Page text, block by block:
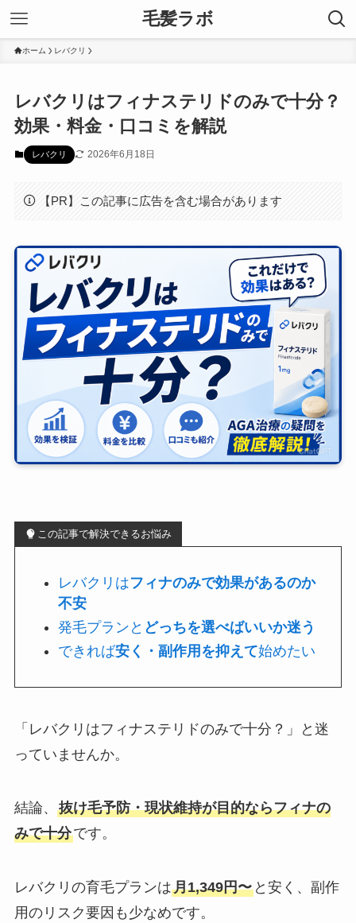
毛髪ラボ
ホーム レバクリ
レバクリはフィナステリドのみで十分？
効果・料金・口コミを解説
レバクリ 2026年6月18日
【PR】この記事に広告を含む場合があります
この記事で解決できるお悩み
レバクリはフィナのみで効果があるのか
不安
発毛プランと どっちを選べばいいか迷う
できれば安く・副作用を抑えて始めたい
「レバクリはフィナステリドのみで十分？」と迷
っていませんか。
結論、 抜け毛予防・現状維持が目的ならフィナの
みで十分です。
レバクリの育毛プランは月1,349円〜と安く、副作
用のリスク要因も少なめです。